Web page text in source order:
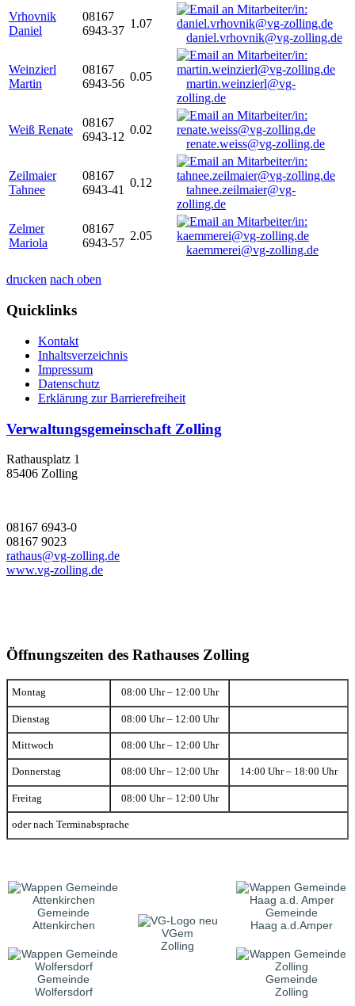
Vrhovnik
Daniel
08167
6943-37
1.07
daniel.vrhovnik@vg-zolling.de
Weinzierl
Martin
08167
6943-56
0.05
martin.weinzierl@vg-
zolling.de
Weiß Renate
08167
6943-12
0.02
renate.weiss@vg-zolling.de
Zeilmaier
Tahnee
08167
6943-41
0.12
tahnee.zeilmaier@vg-
zolling.de
Zelmer
Mariola
08167
6943-57
2.05
kaemmerei@vg-zolling.de
drucken nach oben
Quicklinks
Kontakt
Inhaltsverzeichnis
Impressum
Datenschutz
Erklärung zur Barrierefreiheit
Verwaltungsgemeinschaft Zolling
Rathausplatz 1
85406 Zolling
08167 6943-0
08167 9023
rathaus@vg-zolling.de
www.vg-zolling.de
Öffnungszeiten des Rathauses Zolling
Montag 08:00 Uhr – 12:00 Uhr
Dienstag 08:00 Uhr – 12:00 Uhr
Mittwoch 08:00 Uhr – 12:00 Uhr
Donnerstag 08:00 Uhr – 12:00 Uhr 14:00 Uhr – 18:00 Uhr
Freitag 08:00 Uhr – 12:00 Uhr
oder nach Terminabsprache
Gemeinde
Attenkirchen
VGem
Zolling
Gemeinde
Haag a.d.Amper
Gemeinde
Wolfersdorf
Gemeinde
Zolling